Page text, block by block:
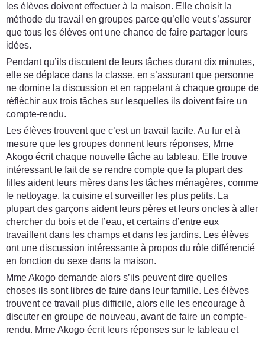
les élèves doivent effectuer à la maison. Elle choisit la
méthode du travail en groupes parce qu’elle veut s’assurer
que tous les élèves ont une chance de faire partager leurs
idées.
Pendant qu’ils discutent de leurs tâches durant dix minutes,
elle se déplace dans la classe, en s’assurant que personne
ne domine la discussion et en rappelant à chaque groupe de
réfléchir aux trois tâches sur lesquelles ils doivent faire un
compte-rendu.
Les élèves trouvent que c’est un travail facile. Au fur et à
mesure que les groupes donnent leurs réponses, Mme
Akogo écrit chaque nouvelle tâche au tableau. Elle trouve
intéressant le fait de se rendre compte que la plupart des
filles aident leurs mères dans les tâches ménagères, comme
le nettoyage, la cuisine et surveiller les plus petits. La
plupart des garçons aident leurs pères et leurs oncles à aller
chercher du bois et de l’eau, et certains d’entre eux
travaillent dans les champs et dans les jardins. Les élèves
ont une discussion intéressante à propos du rôle différencié
en fonction du sexe dans la maison.
Mme Akogo demande alors s’ils peuvent dire quelles
choses ils sont libres de faire dans leur famille. Les élèves
trouvent ce travail plus difficile, alors elle les encourage à
discuter en groupe de nouveau, avant de faire un compte-
rendu. Mme Akogo écrit leurs réponses sur le tableau et